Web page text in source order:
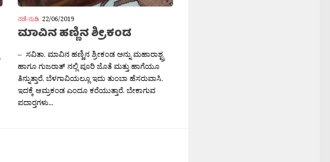
ನಡೆ-ನುಡಿ 22/06/2019
ಮಾವಿನ ಹಣ್ಣಿನ ಶ್ರೀಕಂಡ
– ಸವಿತಾ. ಮಾವಿನ ಹಣ್ಣಿನ ಶ್ರೀಕಂಡ ಅನ್ನು ಮಹಾರಾಶ್ಟ್ರ
ಹಾಗೂ ಗುಜರಾತ್ ನಲ್ಲಿ ಪೂರಿ ಜೊತೆ ಮತ್ತು ಹಾಗೆಯೂ
ತಿನ್ನುತ್ತಾರೆ. ಬೆಳಗಾವಿಯಲ್ಲೂ ಇದು ತುಂಬಾ ಹೆಸರುವಾಸಿ.
ಇದಕ್ಕೆ ಆಮ್ರಕಂಡ ಎಂದೂ ಕರೆಯುತ್ತಾರೆ. ಬೇಕಾಗುವ
ಪದಾರ‍್ತಗಳು...